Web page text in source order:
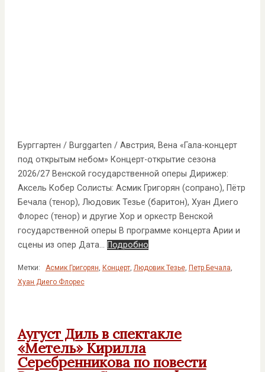
Бурггартен / Burggarten / Австрия, Вена «Гала-концерт
под открытым небом» Концерт-открытие сезона
2026/27 Венской государственной оперы Дирижер:
Аксель Кобер Солисты: Асмик Григорян (сопрано), Пётр
Бечала (тенор), Людовик Тезье (баритон), Хуан Диего
Флорес (тенор) и другие Хор и оркестр Венской
государственной оперы В программе концерта Арии и
сцены из опер Дата… Подробно
Метки: Асмик Григорян, Концерт, Людовик Тезье, Петр Бечала,
Хуан Диего Флорес
Аугуст Диль в спектакле
«Метель» Кирилла
Серебренникова по повести